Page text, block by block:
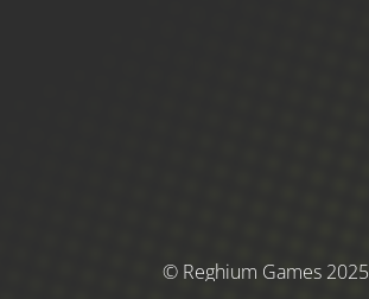
© Reghium Games 2025